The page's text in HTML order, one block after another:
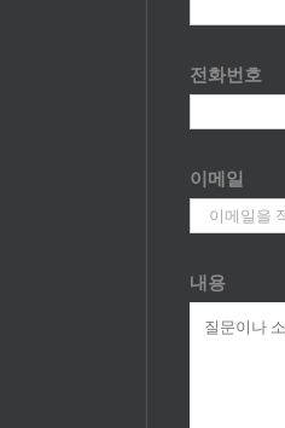
전화번호
이메일
내용